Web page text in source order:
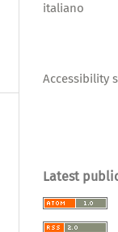
italiano
Accessibility
Latest